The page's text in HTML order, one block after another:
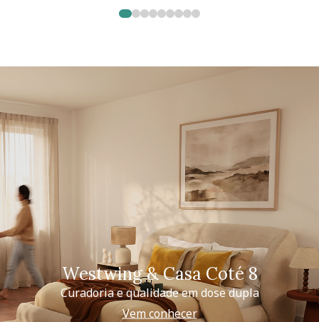
Westwing & Casa Coté 8
Curadoria e qualidade em dose dupla
Vem conhecer